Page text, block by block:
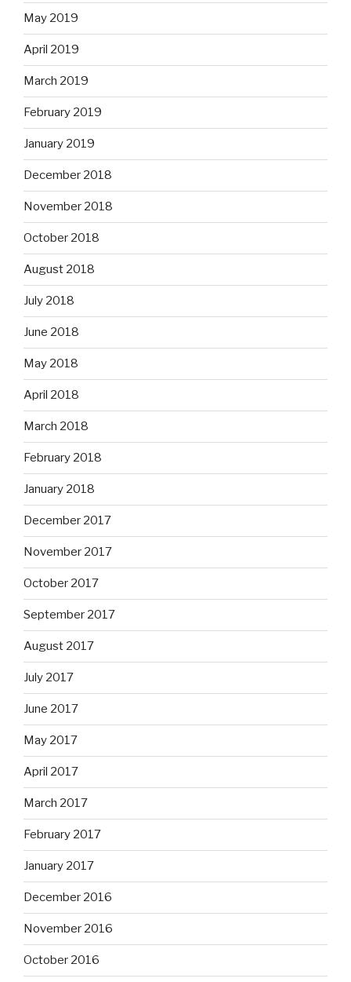
May 2019
April 2019
March 2019
February 2019
January 2019
December 2018
November 2018
October 2018
August 2018
July 2018
June 2018
May 2018
April 2018
March 2018
February 2018
January 2018
December 2017
November 2017
October 2017
September 2017
August 2017
July 2017
June 2017
May 2017
April 2017
March 2017
February 2017
January 2017
December 2016
November 2016
October 2016